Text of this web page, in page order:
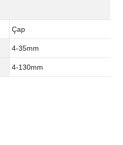
Çap
4-35mm
4-130mm